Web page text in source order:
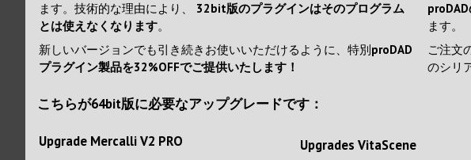
ます。技術的な理由により、
32bit版のプラグインはそのプログラム
とは使えなくなります。
新しいバージョンでも引き続きお使いいただけるように、特別proDAD
プラグイン製品を32%OFFでご提供いたします！
ます。
ご注文
のシリ
こちらが64bit版に必要なアップグレードです：
Upgrade Mercalli V2 PRO Upgrades VitaScene